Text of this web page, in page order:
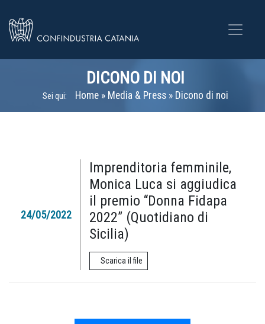
DICONO DI NOI
Sei qui: Home » Media & Press » Dicono di noi
24/05/2022
Imprenditoria femminile,
Monica Luca si aggiudica
il premio “Donna Fidapa
2022” (Quotidiano di
Sicilia)
Scarica il file